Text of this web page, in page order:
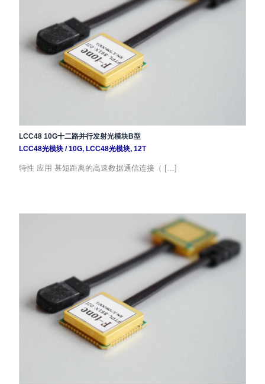
LCC48 10G十二路并行发射光模块B型
LCC48光模块/10G, LCC48光模块, 12T
特性 应用 甚短距离的高速数据通信连接（ […]